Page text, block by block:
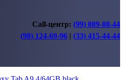
Call-центр: (99) 089-88-44
(98) 124-69-96 | (33) 415-44-44